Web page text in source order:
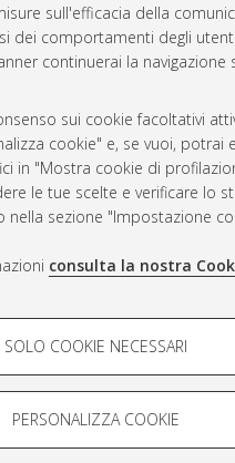
sull'efficacia della
dei comportamenti degli
continuerai la navigazione
sui cookie facoltativi
cookie" e, se vuoi, potrai
in "Mostra cookie di
le tue scelte e verificare lo
nella sezione "Impostazione
consulta la nostra
-
per analizzare le
creare profili in base al loro
SOLO COOKIE NECESSARI
PERSONALIZZA COOKIE
del documento:
privacy
del sito